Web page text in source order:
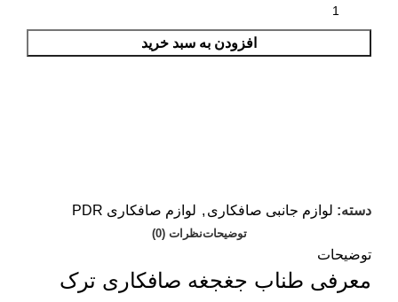
افزودن به سبد خرید
دسته: لوازم جانبی صافکاری , لوازم صافکاری PDR
توضیحاتنظرات (0)
توضیحات
معرفی طناب جغجغه صافکاری ترک